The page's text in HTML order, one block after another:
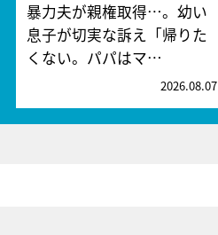
暴力夫が親権取得…。幼い
息子が切実な訴え「帰りた
くない。パパはマ…
2026.08.07